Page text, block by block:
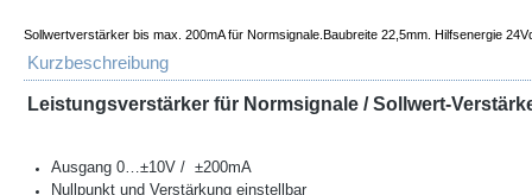
Sollwertverstärker bis max. 200mA für Normsignale.Baubreite 22,5mm. Hilfsenergie
Kurzbeschreibung
Leistungsverstärker für Normsignale / Sollwert-
Ausgang 0…±10V / ±200mA
Nullpunkt und Verstärkung einstellbar